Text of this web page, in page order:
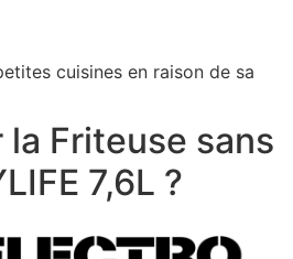
cuisines en raison de sa
Friteuse sans
7,6L ?